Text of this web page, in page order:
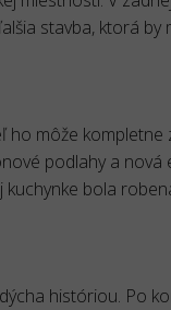
stavba, ktorá by
ho môže
podlahy a nová
bola
históriou. Po